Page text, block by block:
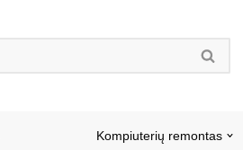
Kompiuterių remontas